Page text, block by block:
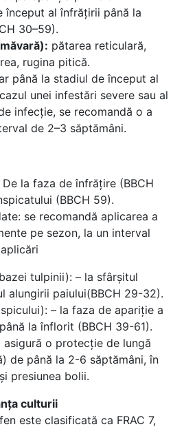
început al înfrățirii până la
30–59).
pătarea reticulară,
rugina pitică.
până la stadiul de început al
unei infestări severe sau al
infecție, se recomandă o a
de 2–3 săptămâni.
De la faza de înfrățire (BBCH
(BBCH 59).
se recomandă aplicarea a
pe sezon, la un interval
tulpinii): – la sfârșitul
alungirii paiului(BBCH 29-32).
– la faza de apariție a
la înflorit (BBCH 39-61).
asigură o protecție de lungă
de până la 2-6 săptămâni, în
presiunea bolii.
culturii
este clasificată ca FRAC 7,